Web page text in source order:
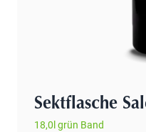
Sektflasche
18,0l grün Band